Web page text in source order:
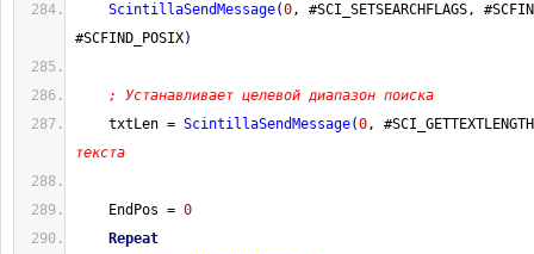
ScintillaSendMessage(0, #SCI_SETSEARCHFLAGS,
#SCFIND_POSIX)
; Устанавливает целевой диапазон поиска
txtLen = ScintillaSendMessage(0, #SCI_GETTEXTLENGTH
текста
EndPos = 0
Repeat